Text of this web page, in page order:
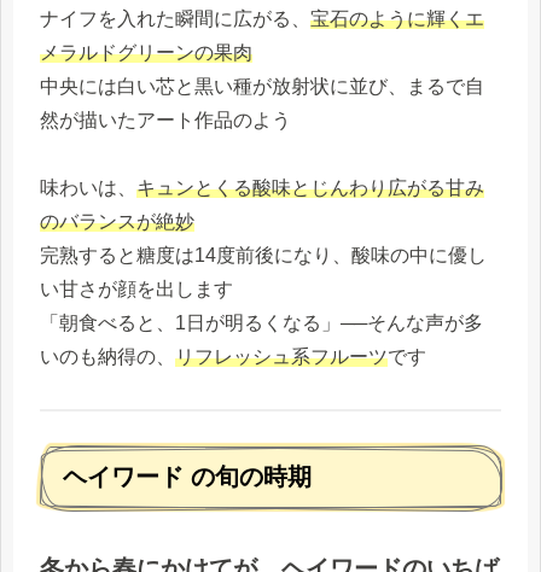
ナイフを入れた瞬間に広がる、 宝石のように輝くエ
メラルドグリーンの果肉
中央には白い芯と黒い種が放射状に並び、まるで自
然が描いたアート作品のよう
味わいは、 キュンとくる酸味とじんわり広がる甘み
のバランスが絶妙
完熟すると糖度は14度前後になり、酸味の中に優し
い甘さが顔を出します
「朝食べると、1日が明るくなる」──そんな声が多
いのも納得の、 リフレッシュ系フルーツです
ヘイワード の旬の時期